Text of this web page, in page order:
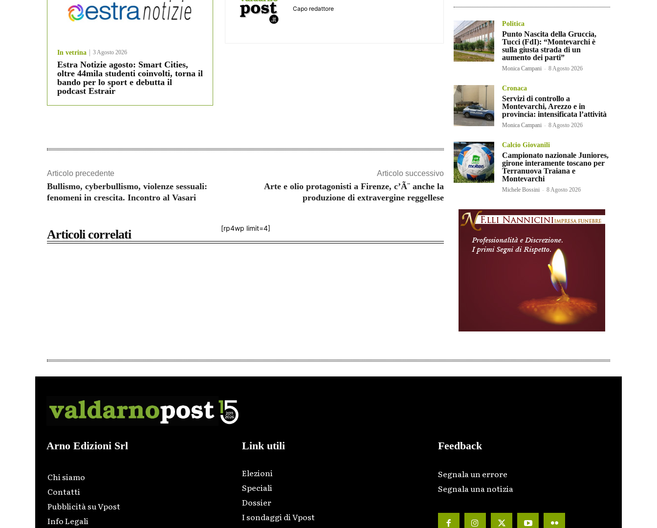
In vetrina 3 Agosto 2026
Estra Notizie agosto: Smart Cities,
oltre 44mila studenti coinvolti, torna il
bando per lo sport e debutta il
podcast Estrair
Capo redattore
Articolo precedente
Bullismo, cyberbullismo, violenze sessuali:
fenomeni in crescita. Incontro al Vasari
Articolo successivo
Arte e olio protagonisti a Firenze, c’Ã¨ anche la
produzione di extravergine reggellese
[rp4wp limit=4]
Articoli correlati
Politica
Punto Nascita della Gruccia,
Tucci (FdI): “Montevarchi è
sulla giusta strada di un
aumento dei parti”
Monica Campani - 8 Agosto 2026
Cronaca
Servizi di controllo a
Montevarchi, Arezzo e in
provincia: intensificata l’attività
Monica Campani - 8 Agosto 2026
Calcio Giovanili
Campionato nazionale Juniores,
girone interamente toscano per
Terranuova Traiana e
Montevarchi
Michele Bossini - 8 Agosto 2026
Arno Edizioni Srl
Chi siamo
Contatti
Pubblicità su Vpost
Info Legali
Link utili
Elezioni
Speciali
Dossier
I sondaggi di Vpost
Feedback
Segnala un errore
Segnala una notizia